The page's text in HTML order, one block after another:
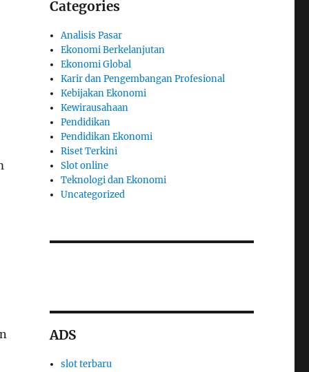
Categories
Analisis Pasar
Ekonomi Berkelanjutan
Ekonomi Global
Karir dan Pengembangan Profesional
Kebijakan Ekonomi
Kewirausahaan
Pendidikan
Pendidikan Ekonomi
Riset Terkini
Slot online
Teknologi dan Ekonomi
Uncategorized
ADS
slot terbaru